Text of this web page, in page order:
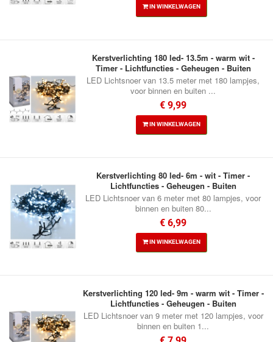
IN WINKELWAGEN
Kerstverlichting 180 led- 13.5m - warm wit -
Timer - Lichtfuncties - Geheugen - Buiten
LED Lichtsnoer van 13.5 meter met 180 lampjes,
voor binnen en buiten ...
€ 9,99
IN WINKELWAGEN
Kerstverlichting 80 led- 6m - wit - Timer -
Lichtfuncties - Geheugen - Buiten
LED Lichtsnoer van 6 meter met 80 lampjes, voor
binnen en buiten 80...
€ 6,99
IN WINKELWAGEN
Kerstverlichting 120 led- 9m - warm wit - Timer -
Lichtfuncties - Geheugen - Buiten
LED Lichtsnoer van 9 meter met 120 lampjes, voor
binnen en buiten 1...